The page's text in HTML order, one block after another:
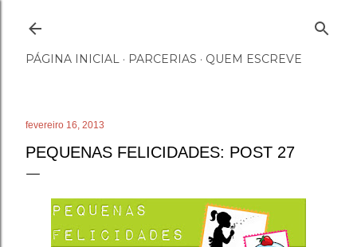
PÁGINA INICIAL PARCERIAS QUEM ESCREVE
fevereiro 16, 2013
PEQUENAS FELICIDADES: POST 27